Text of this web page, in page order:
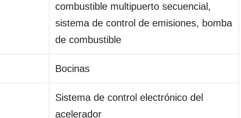
combustible multipuerto secuencial,
sistema de control de emisiones, bomba
de combustible
Bocinas
Sistema de control electrónico del
acelerador